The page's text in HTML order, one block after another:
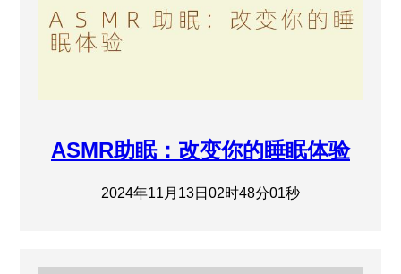
ASMR助眠：改变你的睡眠体验
2024年11月13日02时48分01秒